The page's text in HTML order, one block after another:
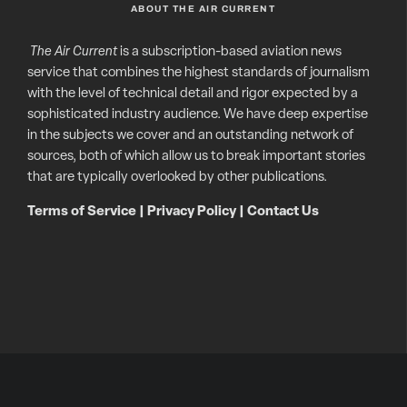
ABOUT THE AIR CURRENT
The Air Currentis a subscription-based aviation news
service that combines the highest standards of journalism
with the level of technical detail and rigor expected by a
sophisticated industry audience. We have deep expertise
in the subjects we cover and an outstanding network of
sources, both of which allow us to break important stories
that are typically overlooked by other publications.
Terms of Service Privacy Policy| Contact Us